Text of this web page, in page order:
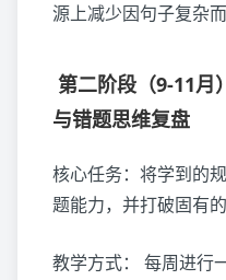
源上减少因句子复杂
第二阶段（9-11
与错题思维复盘
核心任务：将学到的
题能力，并打破固有
教学方式： 每周进行